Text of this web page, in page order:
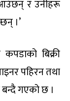
र उनीहरू
।’
बिक्री
पहिरन तथा
बन्दै गएको छ ।